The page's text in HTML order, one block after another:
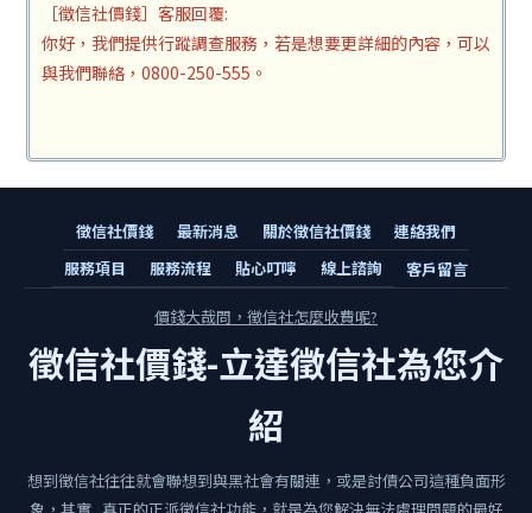
［徵信社價錢］客服回覆:
你好，我們提供行蹤調查服務，若是想要更詳細的內容，可以
與我們聯絡，0800-250-555。
徵信社價錢 最新消息 關於徵信社價錢
連絡我們
服務項目
服務流程 貼心叮嚀 線上諮詢 客戶留言
價錢大哉問，徵信社怎麼收費呢?
徵信社價錢-立達徵信社為您介
紹
想到徵信社往往就會聯想到與黑社會有關連，或是討債公司這種負面形